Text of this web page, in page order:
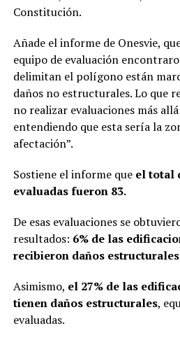
Constitución.
Añade el informe de Onesvie,
equipo de evaluación
delimitan el polígono están
daños no estructurales. Lo que
no realizar evaluaciones más
entendiendo que esta sería la
afectación”.
Sostiene el informe que el total
evaluadas fueron 83.
De esas evaluaciones se
resultados: 6% de las
recibieron daños
Asimismo, el 27% de las
tienen daños estructurales,
evaluadas.